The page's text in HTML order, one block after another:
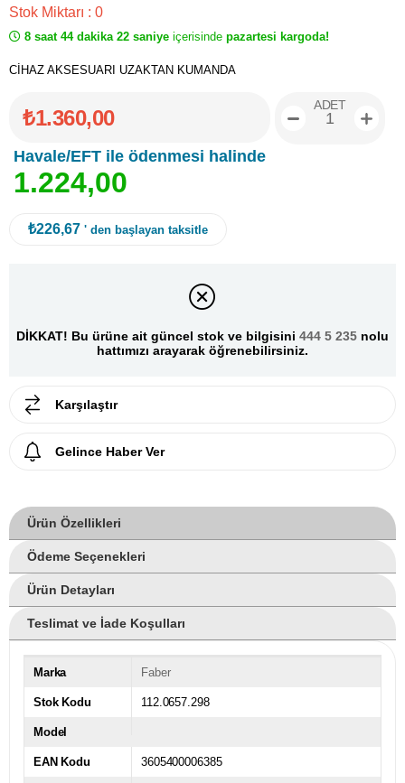
Stok Miktarı : 0
8 saat 44 dakika 22 saniye içerisinde pazartesi kargoda!
CİHAZ AKSESUARI UZAKTAN KUMANDA
₺1.360,00
Havale/EFT ile ödenmesi halinde
1.224,00
ADET
₺226,67 ' den başlayan taksitle
DİKKAT! Bu ürüne ait güncel stok ve bilgisini 444 5 235 nolu
hattımızı arayarak öğrenebilirsiniz.
Karşılaştır
Gelince Haber Ver
Ürün Özellikleri
Ödeme Seçenekleri
Ürün Detayları
Teslimat ve İade Koşulları
Marka Faber
Stok Kodu 112.0657.298
Model
EAN Kodu 3605400006385